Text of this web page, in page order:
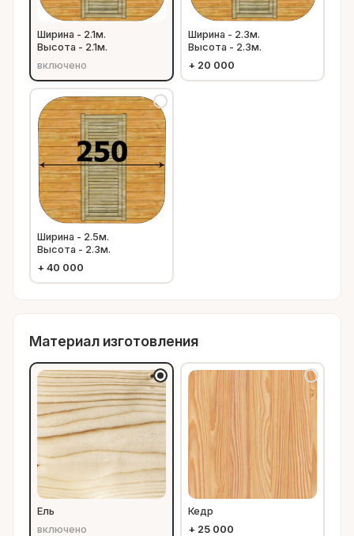
Ширина - 2.1м.
Высота - 2.1м.
включено
Ширина - 2.3м.
Высота - 2.3м.
+ 20 000
Ширина - 2.5м.
Высота - 2.3м.
+ 40 000
Материал изготовления
Ель
включено
Кедр
+ 25 000